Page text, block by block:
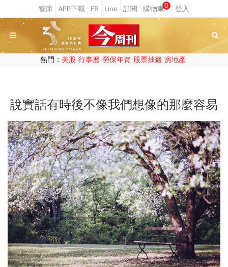
0
熱門： 美股 行事曆 勞保年資 股票抽籤 房地產
說實話有時後不像我們想像的那麼容易